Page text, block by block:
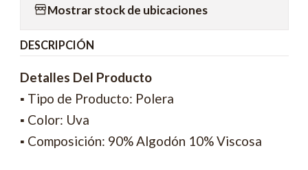
Mostrar stock de ubicaciones
DESCRIPCIÓN
Detalles Del Producto
▪ Tipo de Producto: Polera
▪ Color: Uva
▪ Composición: 90% Algodón 10% Viscosa